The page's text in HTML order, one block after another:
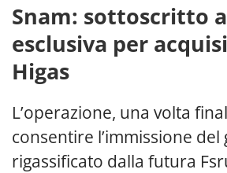
Snam: sottoscritto
esclusiva per
Higas
L’operazione, una volta
consentire l’immissione del
rigassificato dalla futura